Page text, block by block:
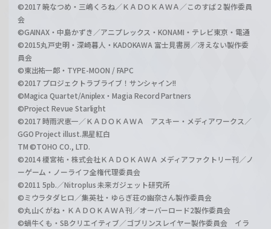
©2017 暁なつめ・三嶋くろね／ＫＡＤＯＫＡＷＡ／このすば２製作委員
会
©GAINAX・中島かずき／アニプレックス・KONAMI・テレビ東京・電通
©2015丸戸史明・深崎暮人・KADOKAWA 富士見書房／冴えない製作委
員会
©東出祐一郎・TYPE-MOON / FAPC
©2017 プロジェクトラブライブ！サンシャイン!!
©Magica Quartet/Aniplex・Magia Record Partners
©Project Revue Starlight
©2017 時雨沢恵一／ＫＡＤＯＫＡＷＡ アスキー・メディアワークス／
GGO Project illust.黒星紅白
TM ©TOHO CO., LTD.
©2014 榎宮祐・株式会社ＫＡＤＯＫＡＷＡ メディアファクトリー刊／ノ
ーゲーム・ノーライフ全権代理委員会
©2011 5pb.／Nitroplus 未来ガジェット研究所
©ミウラタダヒロ／集英社・ゆらぎ荘の幽奈さん製作委員会
©丸山くがね・ＫＡＤＯＫＡＷＡ刊／オーバーロード2製作委員会
©蝸牛くも・SBクリエイティブ／ゴブリンスレイヤー製作委員会 イラ